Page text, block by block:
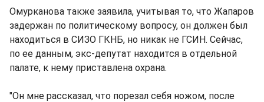
Омурканова также заявила, учитывая то, что Жапаров
задержан по политическому вопросу, он должен был
находиться в СИЗО ГКНБ, но никак не ГСИН. Сейчас,
по ее данным, экс-депутат находится в отдельной
палате, к нему приставлена охрана.
"Он мне рассказал, что порезал себя ножом, после